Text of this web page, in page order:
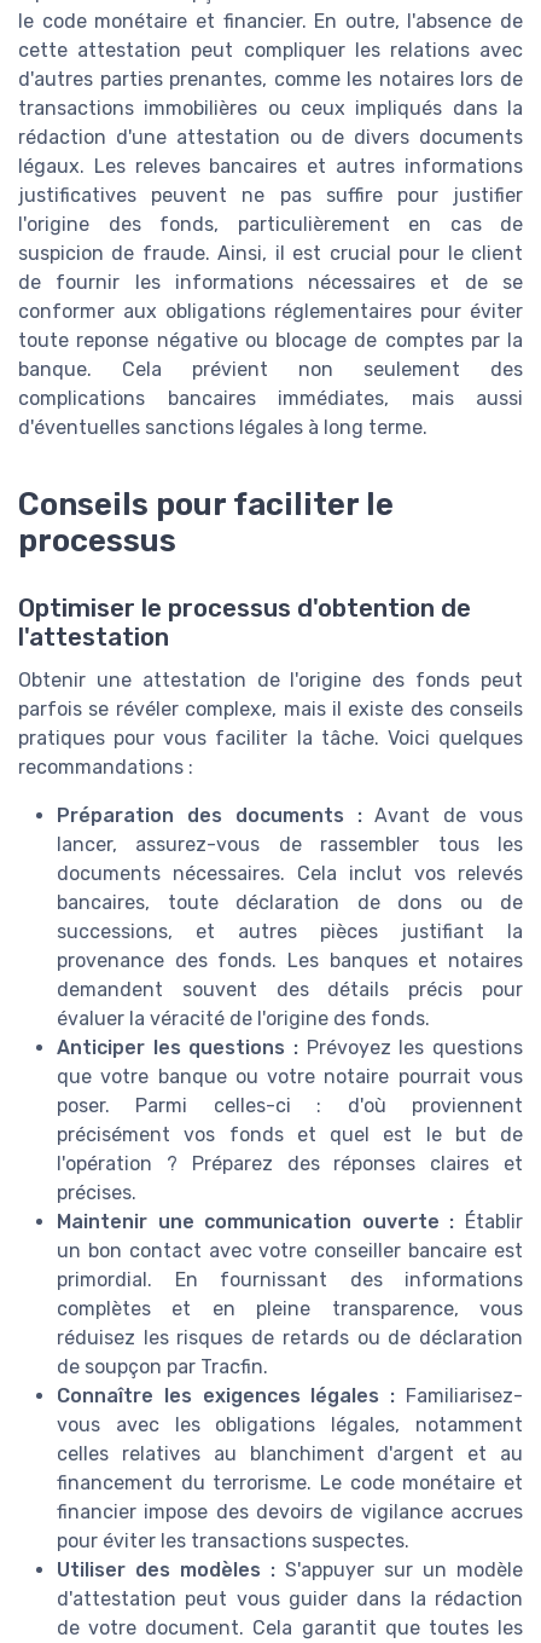
le code monétaire et financier. En outre, l'absence de
cette attestation peut compliquer les relations avec
d'autres parties prenantes, comme les notaires lors de
transactions immobilières ou ceux impliqués dans la
rédaction d'une attestation ou de divers documents
légaux. Les releves bancaires et autres informations
justificatives peuvent ne pas suffire pour justifier
l'origine des fonds, particulièrement en cas de
suspicion de fraude. Ainsi, il est crucial pour le client
de fournir les informations nécessaires et de se
conformer aux obligations réglementaires pour éviter
toute reponse négative ou blocage de comptes par la
banque. Cela prévient non seulement des
complications bancaires immédiates, mais aussi
d'éventuelles sanctions légales à long terme.
Conseils pour faciliter le
processus
Optimiser le processus d'obtention de
l'attestation
Obtenir une attestation de l'origine des fonds peut
parfois se révéler complexe, mais il existe des conseils
pratiques pour vous faciliter la tâche. Voici quelques
recommandations :
Préparation des documents :Avant de vous
lancer, assurez-vous de rassembler tous les
documents nécessaires. Cela inclut vos relevés
bancaires, toute déclaration de dons ou de
successions, et autres pièces justifiant la
provenance des fonds. Les banques et notaires
demandent souvent des détails précis pour
évaluer la véracité de l'origine des fonds.
Anticiper les questions : Prévoyez les questions
que votre banque ou votre notaire pourrait vous
poser. Parmi celles-ci : d'où proviennent
précisément vos fonds et quel est le but de
l'opération ? Préparez des réponses claires et
précises.
Maintenir une communication ouverte : Établir
un bon contact avec votre conseiller bancaire est
primordial. En fournissant des informations
complètes et en pleine transparence, vous
réduisez les risques de retards ou de déclaration
de soupçon par Tracfin.
Connaître les exigences légales : Familiarisez-
vous avec les obligations légales, notamment
celles relatives au blanchiment d'argent et au
financement du terrorisme. Le code monétaire et
financier impose des devoirs de vigilance accrues
pour éviter les transactions suspectes.
Utiliser des modèles : S'appuyer sur un modèle
d'attestation peut vous guider dans la rédaction
de votre document. Cela garantit que toutes les